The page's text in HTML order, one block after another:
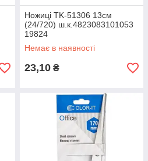
Ножиці TK-51306 13см
(24/720) ш.к.4823083101053
19824
Немає в наявності
23,10 ₴